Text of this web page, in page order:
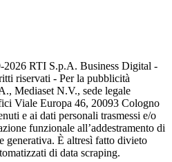
2026 RTI S.p.A. Business Digital -
riservati - Per la pubblicità
Mediaset N.V., sede legale
Viale Europa 46, 20093 Cologno
e ai dati personali trasmessi e/o
funzionale all’addestramento di
generativa. È altresì fatto divieto
di data scraping.